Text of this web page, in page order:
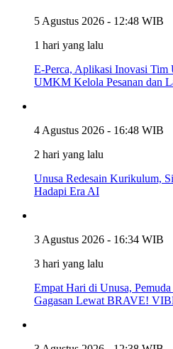
5 Agustus 2026 - 12:48 WIB
1 hari yang lalu
E-Perca, Aplikasi Inovasi Tim
UMKM Kelola Pesanan dan
4 Agustus 2026 - 16:48 WIB
2 hari yang lalu
Unusa Redesain Kurikulum,
Hadapi Era AI
3 Agustus 2026 - 16:34 WIB
3 hari yang lalu
Empat Hari di Unusa,
Gagasan Lewat BRAVE!